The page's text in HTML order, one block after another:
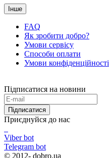
Інше
FAQ
Як зробити добро?
Умови сервісу
Способи оплати
Умови конфіденційності
Підписатися на новини
Підписатися
Приєднуйся до нас
Viber bot
Telegram bot
© 2012- dobro.ua